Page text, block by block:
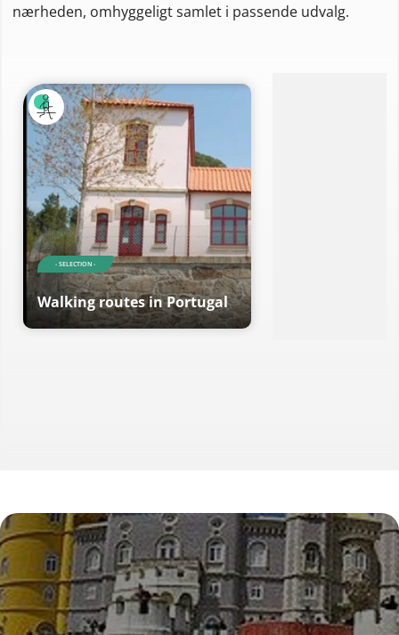
nærheden, omhyggeligt samlet i passende udvalg.
- SELECTION -
Walking routes in Portugal